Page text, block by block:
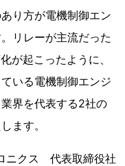
り方が電機制御エン
リレーが主流だった
が起こったように、
いる電機制御エンジ
界を代表する2社の
ます。
ニクス 代表取締役社